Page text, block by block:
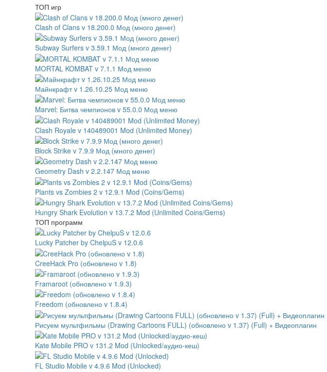
ТОП игр
Clash of Clans v 18.200.0 Мод (много денег)
Subway Surfers v 3.59.1 Мод (много денег)
MORTAL KOMBAT v 7.1.1 Мод меню
Майнкрафт v 1.26.10.25 Мод меню
Marvel: Битва чемпионов v 55.0.0 Мод меню
Clash Royale v 140489001 Mod (Unlimited Money)
Block Strike v 7.9.9 Мод (много денег)
Geometry Dash v 2.2.147 Мод меню
Plants vs Zombies 2 v 12.9.1 Mod (Coins/Gems)
Hungry Shark Evolution v 13.7.2 Mod (Unlimited Coins/Gems)
ТОП программ
Lucky Patcher by ChelpuS v 12.0.6
CreeHack Pro (обновлено v 1.8)
Framaroot (обновлено v 1.9.3)
Freedom (обновлено v 1.8.4)
Рисуем мультфильмы (Drawing Cartoons FULL) (обновлено v 1.37) (Full) + Видеоплагин
Kate Mobile PRO v 131.2 Mod (Unlocked/аудио-кеш)
FL Studio Mobile v 4.9.6 Mod (Unlocked)